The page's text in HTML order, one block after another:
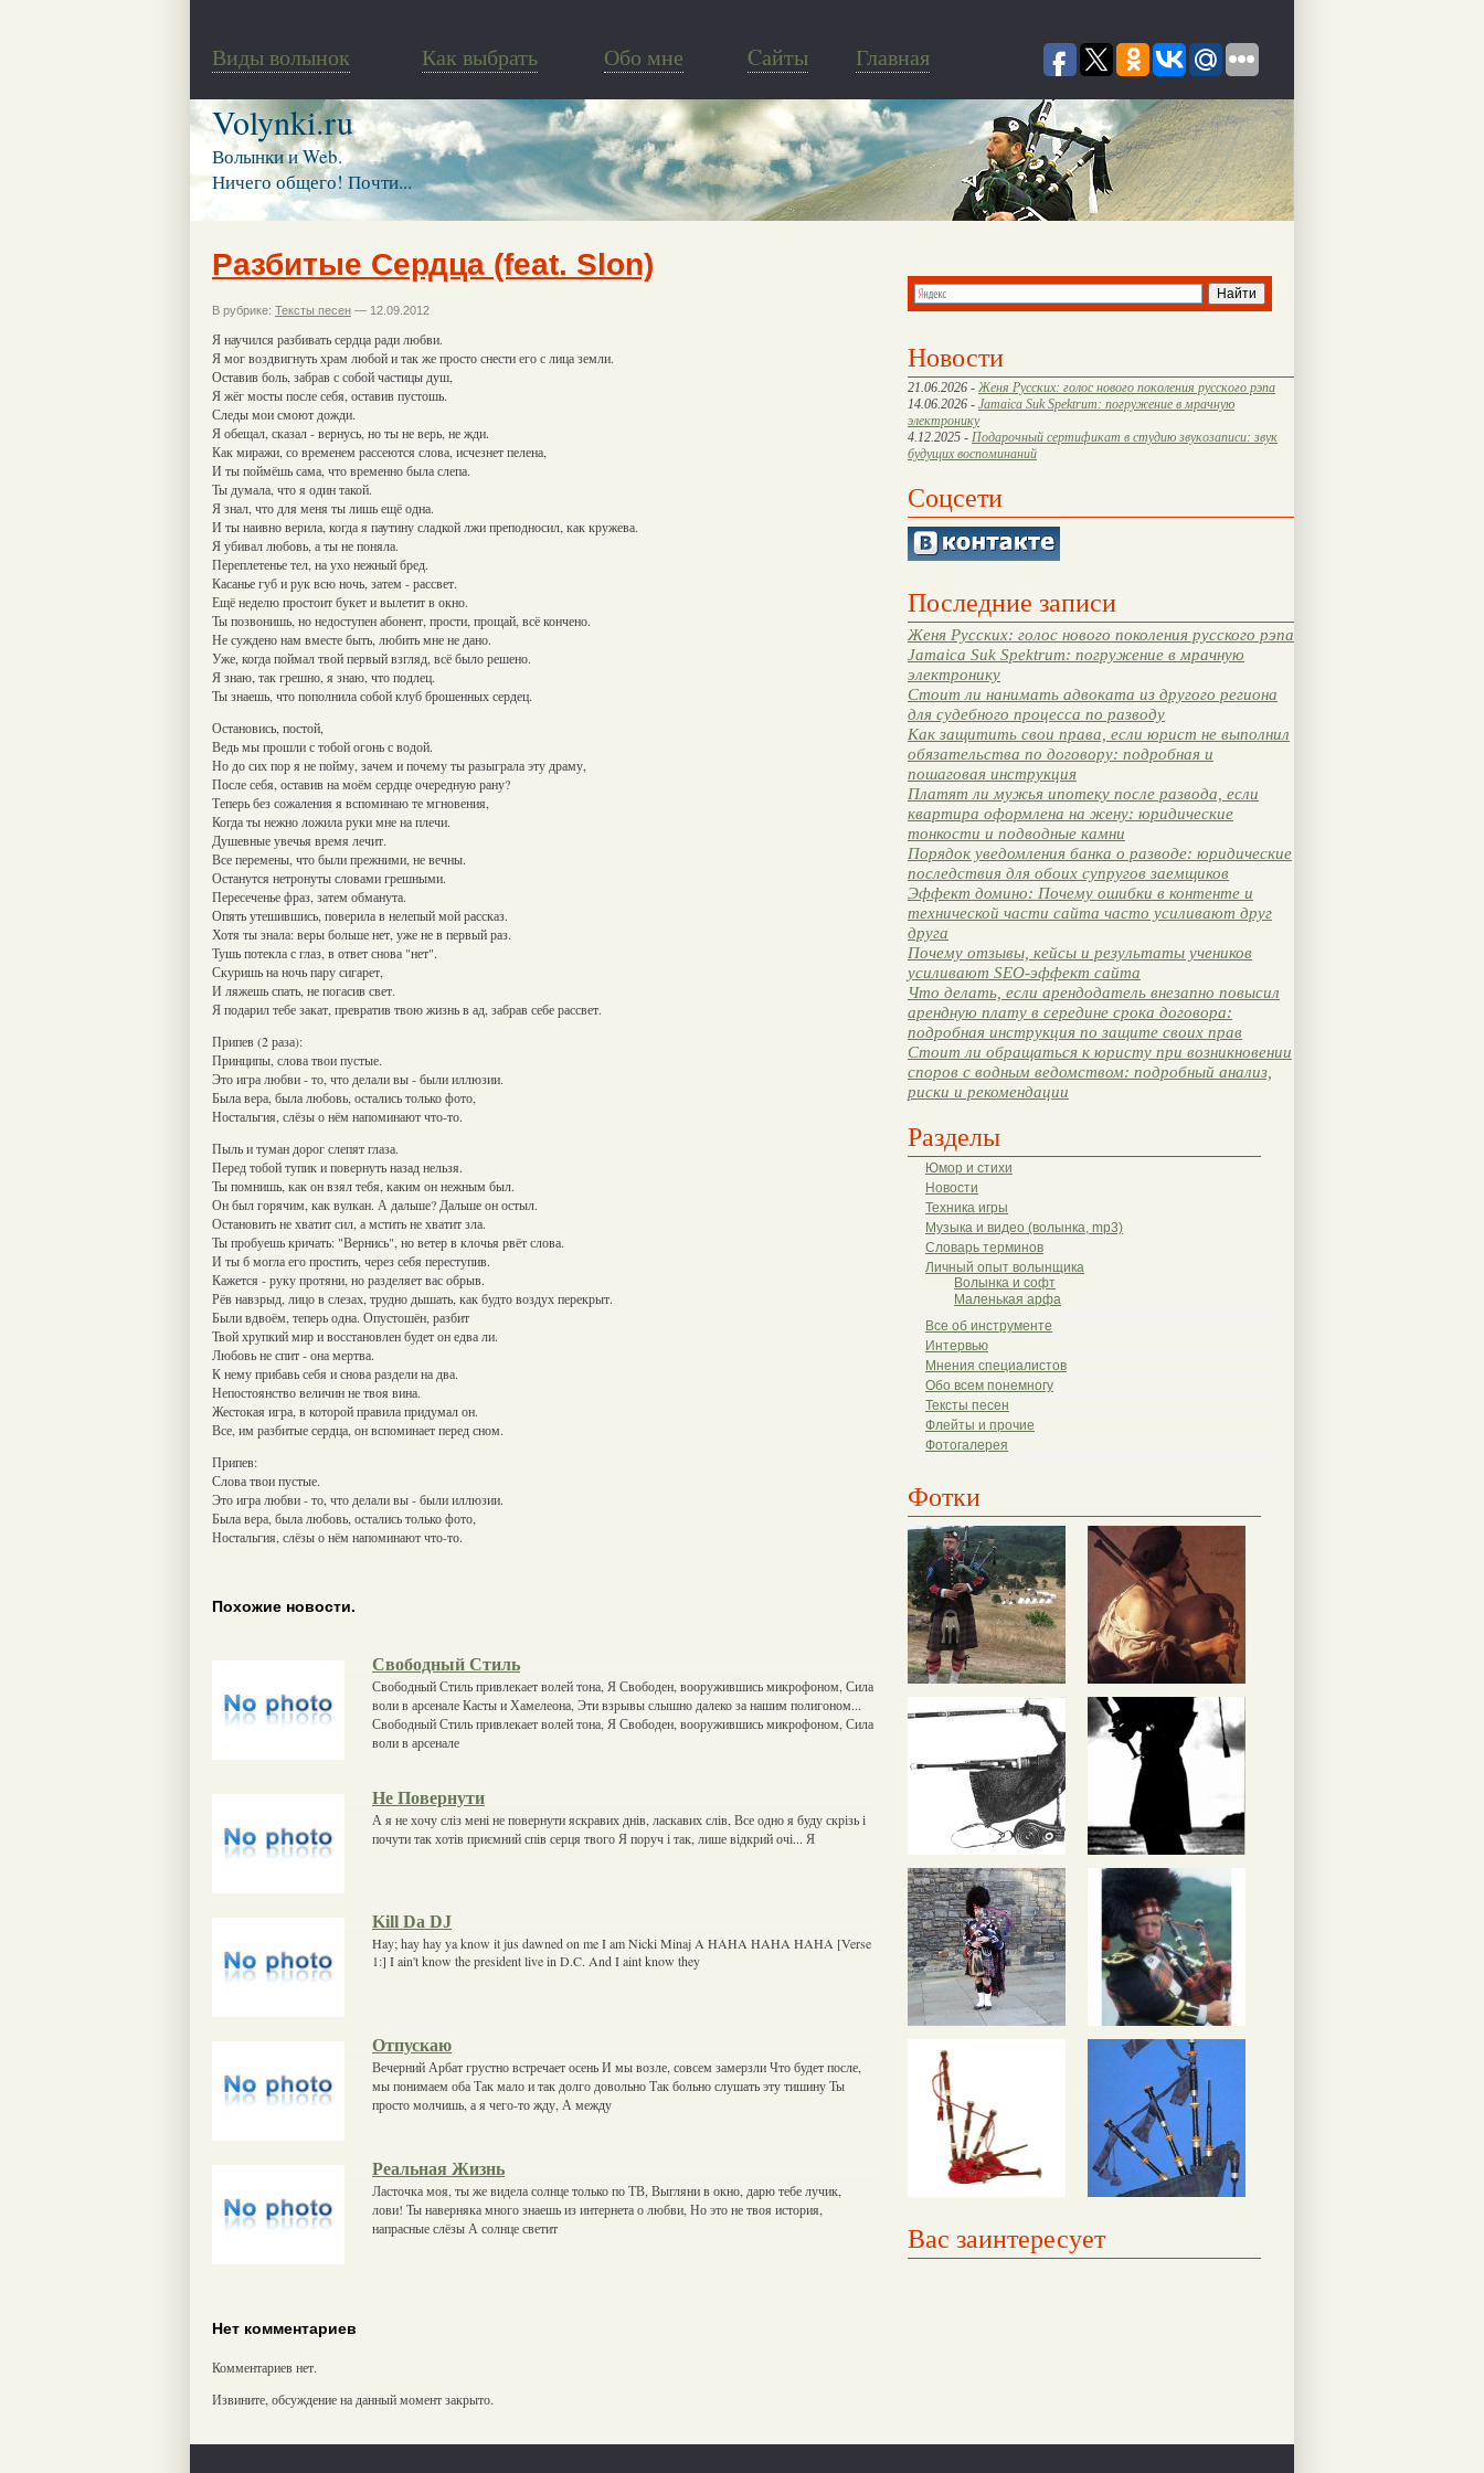
Виды волынок Как выбрать Обо мне Cайты Главная
Volynki.ru
Волынки и Web.
Ничего общего! Почти...
Новости
21.06.2026 - Женя Русских: голос нового поколения русского рэпа
14.06.2026 - Jamaica Suk Spektrum: погружение в мрачную
электронику
4.12.2025 - Подарочный сертификат в студию звукозаписи: звук
будущих воспоминаний
Соцсети
Последние записи
Женя Русских: голос нового поколения русского рэпа
Jamaica Suk Spektrum: погружение в мрачную
электронику
Стоит ли нанимать адвоката из другого региона
для судебного процесса по разводу
Как защитить свои права, если юрист не выполнил
обязательства по договору: подробная и
пошаговая инструкция
Платят ли мужья ипотеку после развода, если
квартира оформлена на жену: юридические
тонкости и подводные камни
Порядок уведомления банка о разводе: юридические
последствия для обоих супругов заемщиков
Эффект домино: Почему ошибки в контенте и
технической части сайта часто усиливают друг
друга
Почему отзывы, кейсы и результаты учеников
усиливают SEO-эффект сайта
Что делать, если арендодатель внезапно повысил
арендную плату в середине срока договора:
подробная инструкция по защите своих прав
Стоит ли обращаться к юристу при возникновении
споров с водным ведомством: подробный анализ,
риски и рекомендации
Разделы
Юмор и стихи
Новости
Техника игры
Музыка и видео (волынка, mp3)
Словарь терминов
Личный опыт волынщика
Волынка и софт
Маленькая арфа
Все об инструменте
Интервью
Мнения специалистов
Обо всем понемногу
Тексты песен
Флейты и прочие
Фотогалерея
Фотки
Вас заинтересует
Разбитые Сердца (feat. Slon)
В рубрике: Тексты песен — 12.09.2012
Я научился разбивать сердца ради любви.
Я мог воздвигнуть храм любой и так же просто снести его с лица земли.
Оставив боль, забрав с собой частицы душ,
Я жёг мосты после себя, оставив пустошь.
Следы мои смоют дожди.
Я обещал, сказал - вернусь, но ты не верь, не жди.
Как миражи, со временем рассеются слова, исчезнет пелена,
И ты поймёшь сама, что временно была слепа.
Ты думала, что я один такой.
Я знал, что для меня ты лишь ещё одна.
И ты наивно верила, когда я паутину сладкой лжи преподносил, как кружева.
Я убивал любовь, а ты не поняла.
Переплетенье тел, на ухо нежный бред.
Касанье губ и рук всю ночь, затем - рассвет.
Ещё неделю простоит букет и вылетит в окно.
Ты позвонишь, но недоступен абонент, прости, прощай, всё кончено.
Не суждено нам вместе быть, любить мне не дано.
Уже, когда поймал твой первый взгляд, всё было решено.
Я знаю, так грешно, я знаю, что подлец.
Ты знаешь, что пополнила собой клуб брошенных сердец.
Остановись, постой,
Ведь мы прошли с тобой огонь с водой.
Но до сих пор я не пойму, зачем и почему ты разыграла эту драму,
После себя, оставив на моём сердце очередную рану?
Теперь без сожаления я вспоминаю те мгновения,
Когда ты нежно ложила руки мне на плечи.
Душевные увечья время лечит.
Все перемены, что были прежними, не вечны.
Останутся нетронуты словами грешными.
Пересеченье фраз, затем обманута.
Опять утешившись, поверила в нелепый мой рассказ.
Хотя ты знала: веры больше нет, уже не в первый раз.
Тушь потекла с глаз, в ответ снова "нет".
Скуришь на ночь пару сигарет,
И ляжешь спать, не погасив свет.
Я подарил тебе закат, превратив твою жизнь в ад, забрав себе рассвет.
Припев (2 раза):
Принципы, слова твои пустые.
Это игра любви - то, что делали вы - были иллюзии.
Была вера, была любовь, остались только фото,
Ностальгия, слёзы о нём напоминают что-то.
Пыль и туман дорог слепят глаза.
Перед тобой тупик и повернуть назад нельзя.
Ты помнишь, как он взял тебя, каким он нежным был.
Он был горячим, как вулкан. А дальше? Дальше он остыл.
Остановить не хватит сил, а мстить не хватит зла.
Ты пробуешь кричать: "Вернись", но ветер в клочья рвёт слова.
И ты б могла его простить, через себя переступив.
Кажется - руку протяни, но разделяет вас обрыв.
Рёв навзрыд, лицо в слезах, трудно дышать, как будто воздух перекрыт.
Были вдвоём, теперь одна. Опустошён, разбит
Твой хрупкий мир и восстановлен будет он едва ли.
Любовь не спит - она мертва.
К нему прибавь себя и снова раздели на два.
Непостоянство величин не твоя вина.
Жестокая игра, в которой правила придумал он.
Все, им разбитые сердца, он вспоминает перед сном.
Припев:
Слова твои пустые.
Это игра любви - то, что делали вы - были иллюзии.
Была вера, была любовь, остались только фото,
Ностальгия, слёзы о нём напоминают что-то.
Похожие новости.
Свободный Стиль
Свободный Стиль привлекает волей тона, Я Свободен, вооружившись микрофоном, Сила
воли в арсенале Касты и Хамелеона, Эти взрывы слышно далеко за нашим полигоном...
Свободный Стиль привлекает волей тона, Я Свободен, вооружившись микрофоном, Сила
воли в арсенале
Не Повернути
А я не хочу сліз мені не повернути яскравих днів, ласкавих слів, Все одно я буду скрізь і
почути так хотів приємний спів серця твого Я поруч і так, лише відкрий очі... Я
Kill Da DJ
Hay; hay hay ya know it jus dawned on me I am Nicki Minaj A HAHA HAHA HAHA [Verse
1:] I ain't know the president live in D.C. And I aint know they
Отпускаю
Вечерний Арбат грустно встречает осень И мы возле, совсем замерзли Что будет после,
мы понимаем оба Так мало и так долго довольно Так больно слушать эту тишину Ты
просто молчишь, а я чего-то жду, А между
Реальная Жизнь
Ласточка моя, ты же видела солнце только по ТВ, Выгляни в окно, дарю тебе лучик,
лови! Ты наверняка много знаешь из интернета о любви, Но это не твоя история,
напрасные слёзы А солнце светит
Нет комментариев
Комментариев нет.
Извините, обсуждение на данный момент закрыто.